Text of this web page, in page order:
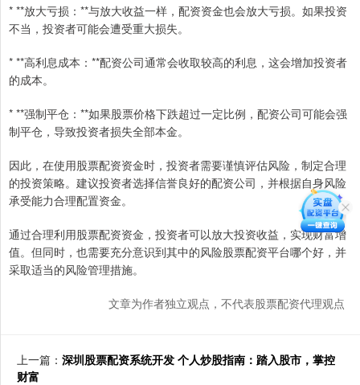
* **放大亏损：**与放大收益一样，配资资金也会放大亏损。如果投资
不当，投资者可能会遭受重大损失。
* **高利息成本：**配资公司通常会收取较高的利息，这会增加投资者
的成本。
* **强制平仓：**如果股票价格下跌超过一定比例，配资公司可能会强
制平仓，导致投资者损失全部本金。
因此，在使用股票配资资金时，投资者需要谨慎评估风险，制定合理
的投资策略。建议投资者选择信誉良好的配资公司，并根据自身风险
承受能力合理配置资金。
通过合理利用股票配资资金，投资者可以放大投资收益，实现财富增
值。但同时，也需要充分意识到其中的风险股票配资平台哪个好，并
采取适当的风险管理措施。
文章为作者独立观点，不代表股票配资代理观点
上一篇： 深圳股票配资系统开发 个人炒股指南：踏入股市，掌控
财富